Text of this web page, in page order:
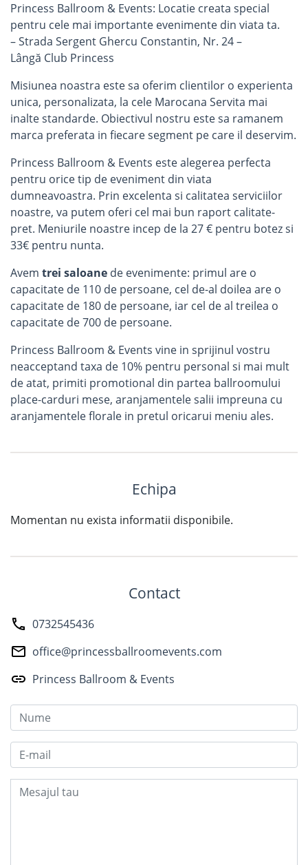
Princess Ballroom & Events: Locatie creata special
pentru cele mai importante evenimente din viata ta.
– Strada Sergent Ghercu Constantin, Nr. 24 –
Lângă Club Princess
Misiunea noastra este sa oferim clientilor o experienta
unica, personalizata, la cele Marocana Servita mai
inalte standarde. Obiectivul nostru este sa ramanem
marca preferata in fiecare segment pe care il deservim.
Princess Ballroom & Events este alegerea perfecta
pentru orice tip de eveniment din viata
dumneavoastra. Prin excelenta si calitatea serviciilor
noastre, va putem oferi cel mai bun raport calitate-
pret. Meniurile noastre incep de la 27 € pentru botez si
33€ pentru nunta.
Avem trei saloane de evenimente: primul are o
capacitate de 110 de persoane, cel de-al doilea are o
capacitate de 180 de persoane, iar cel de al treilea o
capacitate de 700 de persoane.
Princess Ballroom & Events vine in sprijinul vostru
neacceptand taxa de 10% pentru personal si mai mult
de atat, primiti promotional din partea ballroomului
place-carduri mese, aranjamentele salii impreuna cu
aranjamentele florale in pretul oricarui meniu ales.
Echipa
Momentan nu exista informatii disponibile.
Contact
0732545436
office@princessballroomevents.com
Princess Ballroom & Events